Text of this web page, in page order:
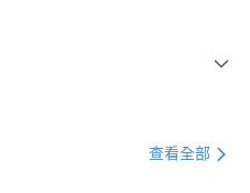
查看全部